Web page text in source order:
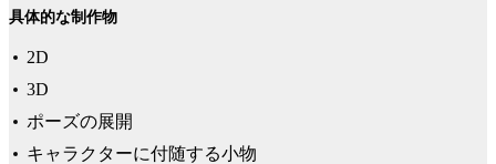
具体的な制作物
2D
3D
ポーズの展開
キャラクターに付随する小物